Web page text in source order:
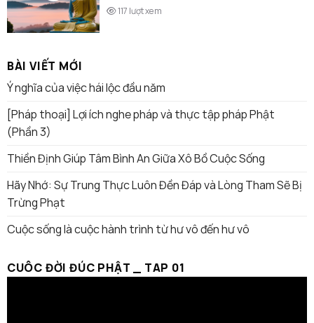
117 lượt xem
BÀI VIẾT MỚI
Ý nghĩa của việc hái lộc đầu năm
[Pháp thoại] Lợi ích nghe pháp và thực tập pháp Phật
(Phần 3)
Thiền Định Giúp Tâm Bình An Giữa Xô Bồ Cuộc Sống
Hãy Nhớ: Sự Trung Thực Luôn Đền Đáp và Lòng Tham Sẽ Bị
Trừng Phạt
Cuộc sống là cuộc hành trình từ hư vô đến hư vô
CUÔC ĐỜI ĐÚC PHẬT _ TAP 01